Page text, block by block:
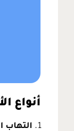
أنواع
التهاب